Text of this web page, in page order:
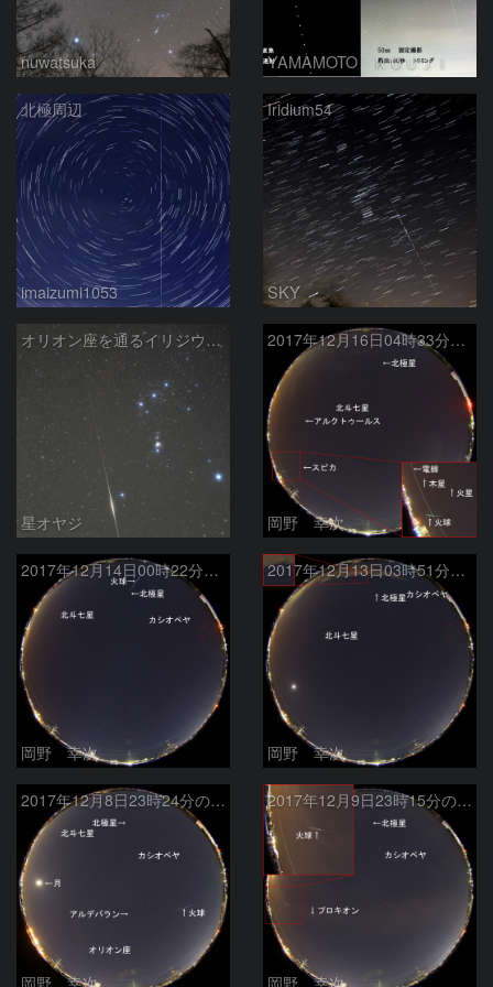
nuwatsuka YAMAMOTO ＫＯＵＪＩ
北極周辺
imaizumi1053
Iridium54
SKY
オリオン座を通るイリジウムフレア
星オヤジ
2017年12月16日04時33分の火球
岡野 幸次
2017年12月14日00時22分の火球
岡野 幸次
2017年12月13日03時51分の流星
岡野 幸次
2017年12月8日23時24分の火球
岡野 幸次
2017年12月9日23時15分の火球
岡野 幸次